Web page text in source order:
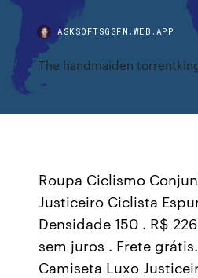
ASKSOFTSGGFM.WEB.APP
The handmaiden
Roupa Ciclismo
Justiceiro Ciclista
Densidade 150 . R$
sem juros . Frete
Camiseta Luxo